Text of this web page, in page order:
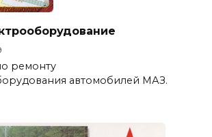
ремонту
автомобилей МАЗ.